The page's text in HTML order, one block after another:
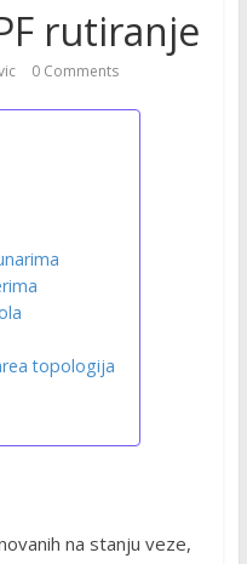
rutiranje
0 Comments
topologija
na stanju veze,